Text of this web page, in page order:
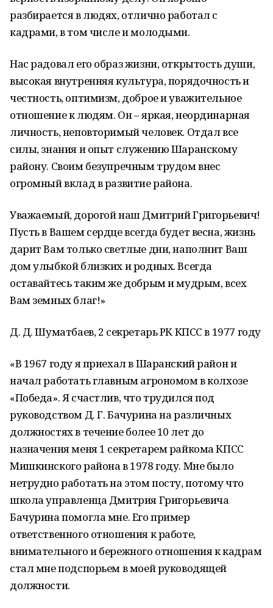
разбирается в людях, отлично работал с
кадрами, в том числе и молодыми.
Нас радовал его образ жизни, открытость души,
высокая внутренняя культура, порядочность и
честность, оптимизм, доброе и уважительное
отношение к людям. Он – яркая, неординарная
личность, неповторимый человек. Отдал все
силы, знания и опыт служению Шаранскому
району. Своим безупречным трудом внес
огромный вклад в развитие района.
Уважаемый, дорогой наш Дмитрий Григорьевич!
Пусть в Вашем сердце всегда будет весна, жизнь
дарит Вам только светлые дни, наполнит Ваш
дом улыбкой близких и родных. Всегда
оставайтесь таким же добрым и мудрым, всех
Вам земных благ!»
Д. Д. Шуматбаев, 2 секретарь РК КПСС в 1977 году
«В 1967 году я приехал в Шаранский район и
начал работать главным агрономом в колхозе
«Победа». Я счастлив, что трудился под
руководством Д. Г. Бачурина на различных
должностях в течение более 10 лет до
назначения меня 1 секретарем райкома КПСС
Мишкинского района в 1978 году. Мне было
нетрудно работать на этом посту, потому что
школа управленца Дмитрия Григорьевича
Бачурина помогла мне. Его пример
ответственного отношения к работе,
внимательного и бережного отношения к кадрам
стал мне подспорьем в моей руководящей
должности.